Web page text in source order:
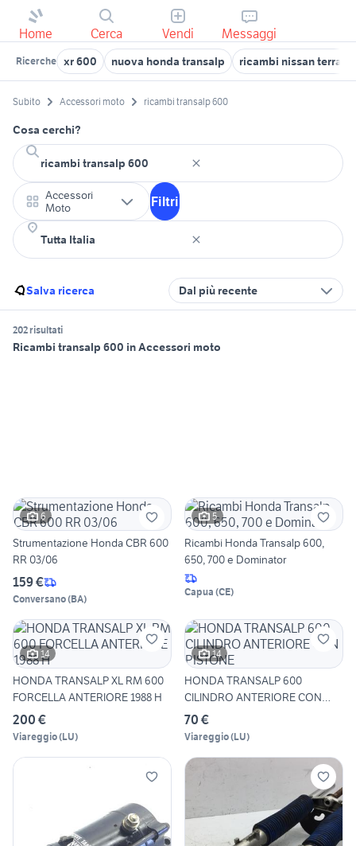
Home Cerca Vendi Messaggi
Ricerche xr 600 nuova honda transalp ricambi nissan
Subito Accessori moto ricambi transalp 600
Cosa cerchi?
Accessori
Moto
Filtri
Salva ricerca Dal più recente
202 risultati
Ricambi transalp 600 in Accessori moto
6
Strumentazione Honda CBR 600
RR 03/06
159 €
Conversano(BA)
5
Ricambi Honda Transalp 600,
650, 700 e Dominator
Capua (CE)
14
HONDA TRANSALP XL RM 600
FORCELLA ANTERIORE 1988 H
200 €
Viareggio(LU)
14
HONDA TRANSALP 600
CILINDRO ANTERIORE CON
PISTONE
70 €
Viareggio(LU)